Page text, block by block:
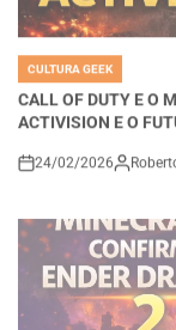
POSTED
IN
CULTURA GEEK
CALL OF DUTY E O
ACTIVISION E O
on
24/02/2026